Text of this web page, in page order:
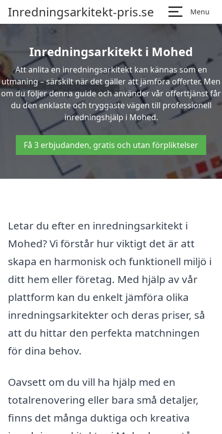
Inredningsarkitekt-pris.se Menu
Inredningsarkitekt i Mohed
Att anlita en inredningsarkitekt kan kännas som en
utmaning – särskilt när det gäller att jämföra offerter. Men
om du följer denna guide och använder vår offerttjänst får
du den enklaste och tryggaste vägen till professionell
inredningshjälp i Mohed.
Få 3 erbjudanden, gratis och utan förpliktelser
Letar du efter en inredningsarkitekt i
Mohed? Vi förstår hur viktigt det är att
skapa en harmonisk och funktionell miljö i
ditt hem eller företag. Med hjälp av vår
plattform kan du enkelt jämföra olika
inredningsarkitekter och deras priser, så
att du hittar den perfekta matchningen
för dina behov.
Oavsett om du vill ha hjälp med en
totalrenovering eller bara små detaljer,
finns det många duktiga och kreativa